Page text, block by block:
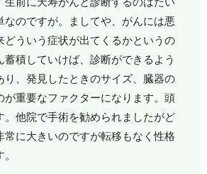
のですが。ましてや、がんには悪
ういう症状が出てくるかというの
積していけば、診断ができるよう
、発見したときのサイズ、臓器の
重要なファクターになります。頭
他院で手術を勧められましたがど
に大きいのですが転移もなく性格